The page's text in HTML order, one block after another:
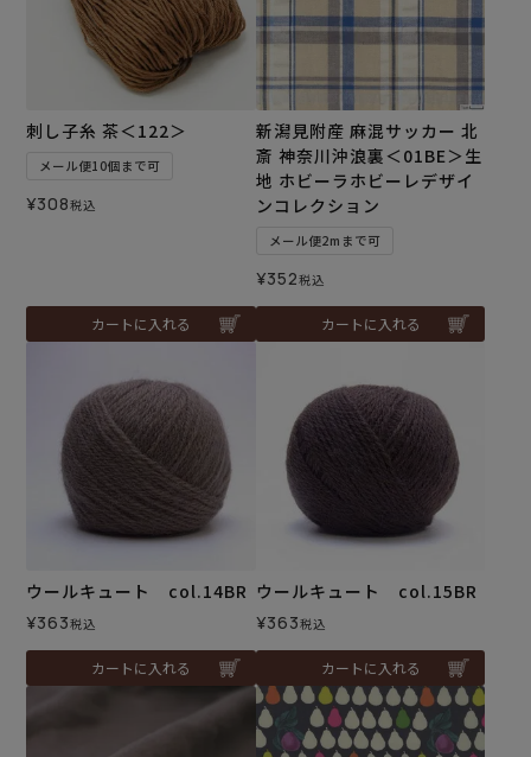
刺し子糸 茶＜122＞
メール便10個まで可
¥308税込
カートに入れる
新潟見附産 麻混サッカー 北
斎 神奈川沖浪裏＜01BE＞生
地 ホビーラホビーレデザイ
ンコレクション
メール便2mまで可
¥352税込
カートに入れる
ウールキュート col.14BR
¥363税込
カートに入れる
ウールキュート col.15BR
¥363税込
カートに入れる